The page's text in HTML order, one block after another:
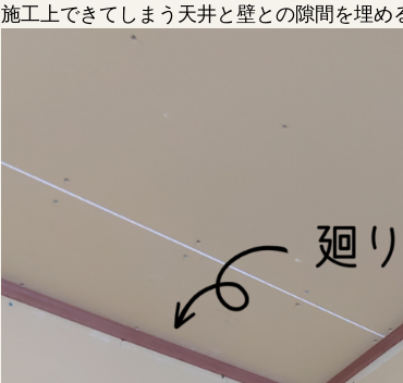
施工上できてしまう天井と壁との隙間を埋め